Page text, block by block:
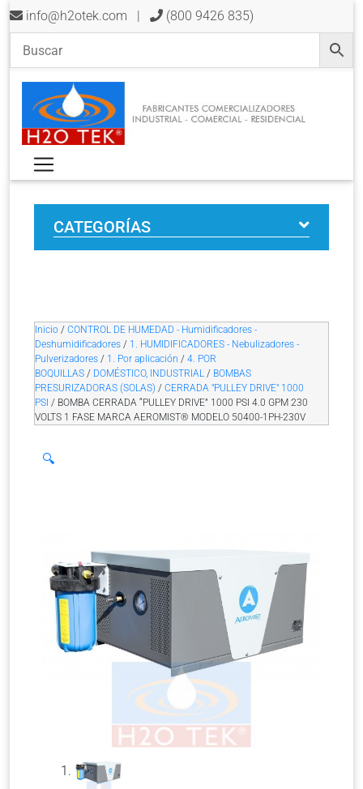
info@h2otek.com | (800 9426 835)
CATEGORÍAS
Inicio / CONTROL DE HUMEDAD - Humidificadores -
Deshumidificadores / 1. HUMIDIFICADORES - Nebulizadores -
Pulverizadores / 1. Por aplicación / 4. POR
BOQUILLAS / DOMÉSTICO, INDUSTRIAL / BOMBAS
PRESURIZADORAS (SOLAS) / CERRADA "PULLEY DRIVE" 1000
PSI / BOMBA CERRADA “PULLEY DRIVE” 1000 PSI 4.0 GPM 230
VOLTS 1 FASE MARCA AEROMIST® MODELO 50400-1PH-230V
🔍